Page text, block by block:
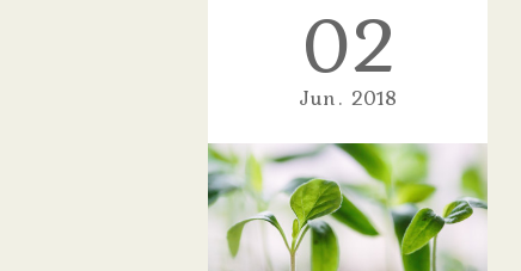
02
Jun 2018